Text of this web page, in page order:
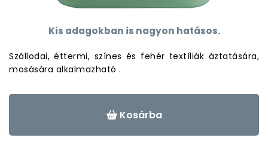
Kis adagokban is nagyon hatásos.
Szállodai, éttermi, színes és fehér textíliák áztatására,
mosására alkalmazható .
Kosárba